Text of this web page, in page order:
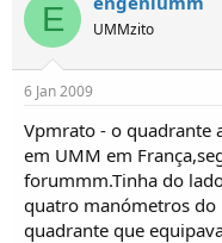
E UMMzito
6 Jan 2009
Vpmrato - o quadrante
em UMM em
forummm.Tinha do
quatro manómetros
quadrante que